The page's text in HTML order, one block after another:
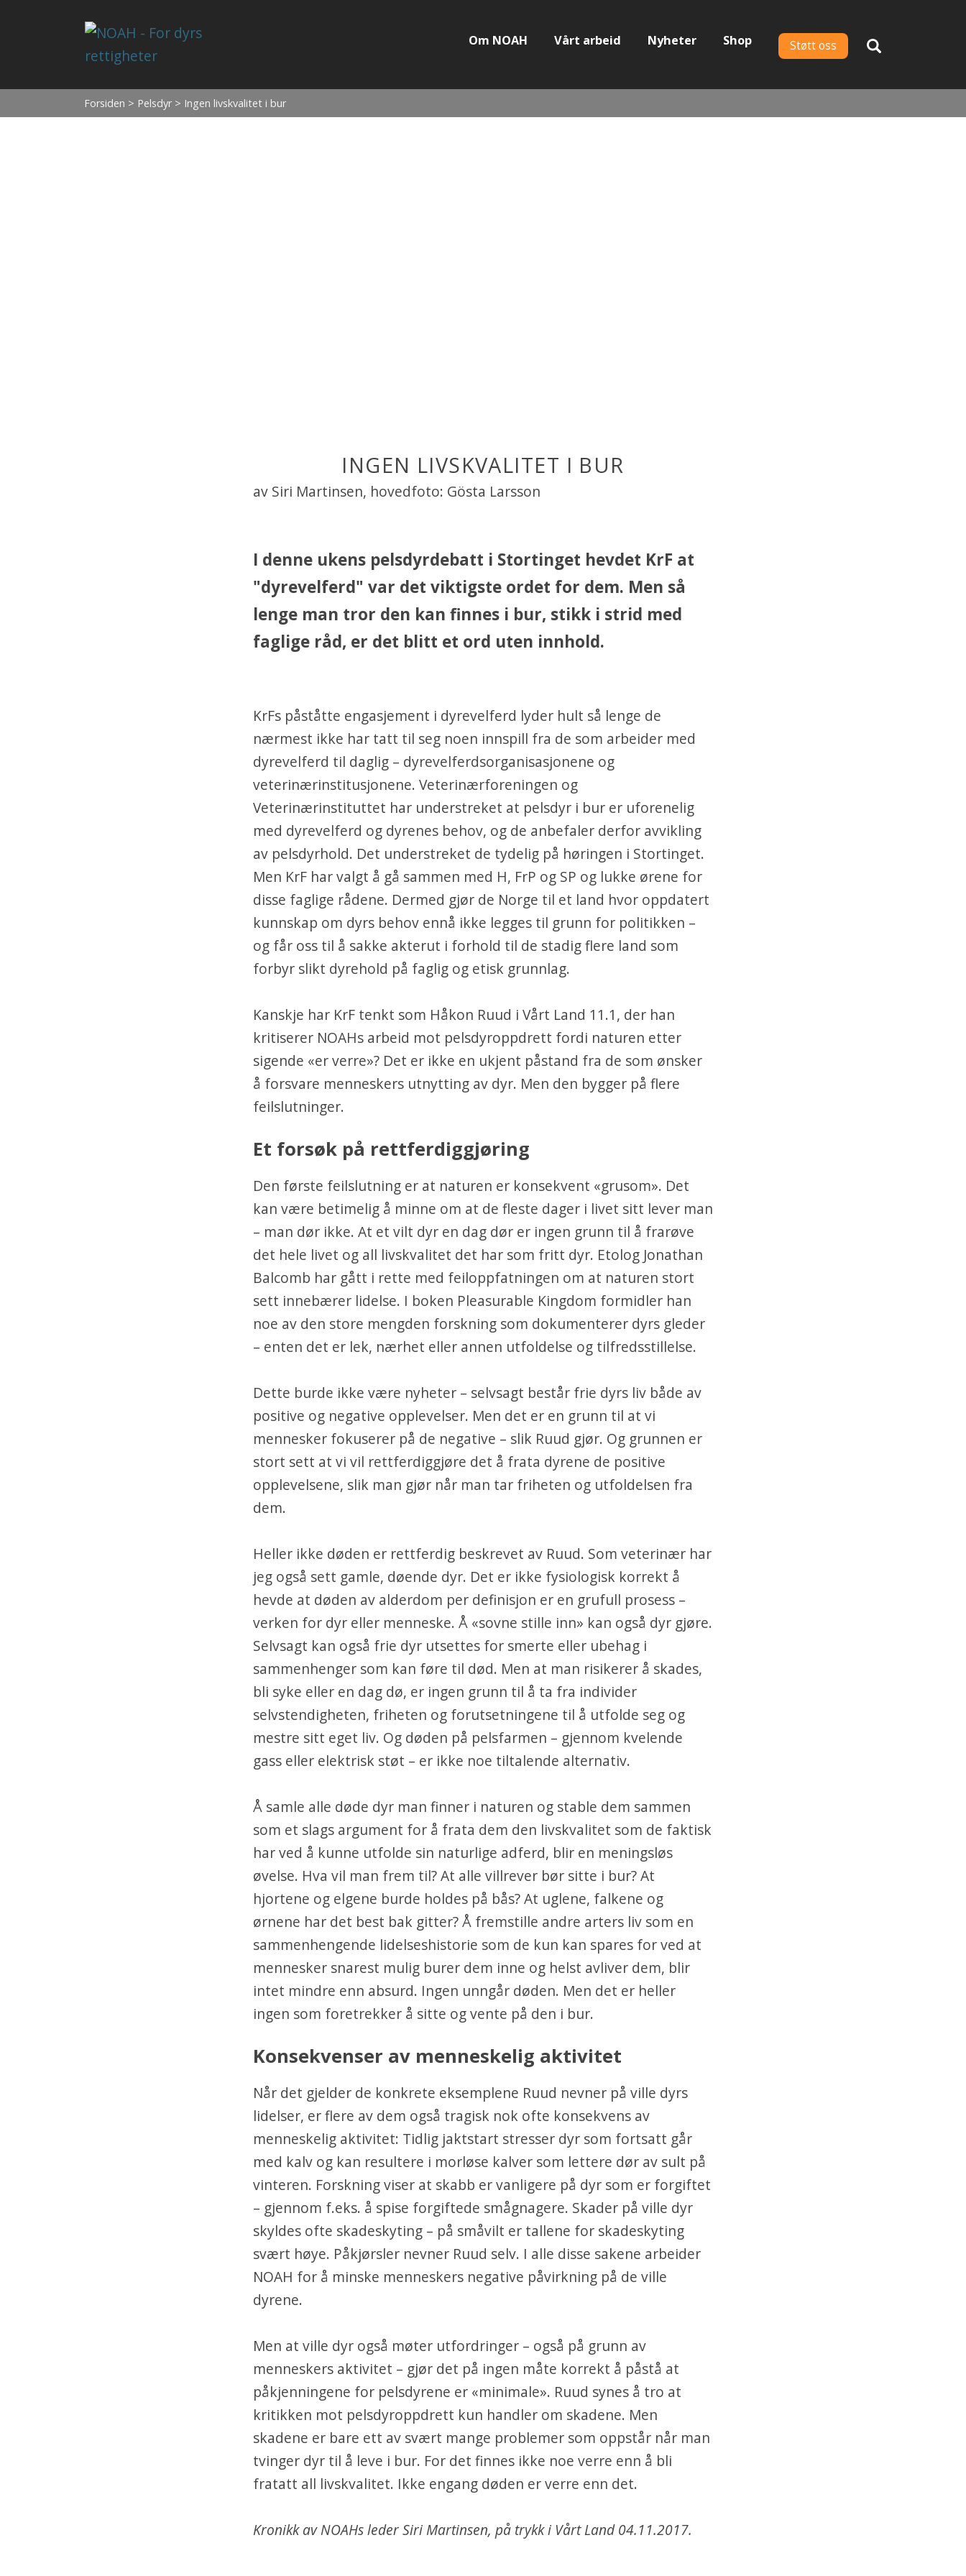
Støtt oss
Om NOAH Vårt arbeid Nyheter Shop
Forsiden > Pelsdyr > Ingen livskvalitet i bur
INGEN LIVSKVALITET I BUR
av Siri Martinsen, hovedfoto: Gösta Larsson
I denne ukens pelsdyrdebatt i Stortinget hevdet KrF at
"dyrevelferd" var det viktigste ordet for dem. Men så
lenge man tror den kan finnes i bur, stikk i strid med
faglige råd, er det blitt et ord uten innhold.
KrFs påståtte engasjement i dyrevelferd lyder hult så lenge de
nærmest ikke har tatt til seg noen innspill fra de som arbeider med
dyrevelferd til daglig – dyrevelferdsorganisasjonene og
veterinærinstitusjonene. Veterinærforeningen og
Veterinærinstituttet har understreket at pelsdyr i bur er uforenelig
med dyrevelferd og dyrenes behov, og de anbefaler derfor avvikling
av pelsdyrhold. Det understreket de tydelig på høringen i Stortinget.
Men KrF har valgt å gå sammen med H, FrP og SP og lukke ørene for
disse faglige rådene. Dermed gjør de Norge til et land hvor oppdatert
kunnskap om dyrs behov ennå ikke legges til grunn for politikken –
og får oss til å sakke akterut i forhold til de stadig flere land som
forbyr slikt dyrehold på faglig og etisk grunnlag.
Kanskje har KrF tenkt som Håkon Ruud i Vårt Land 11.1, der han
kritiserer NOAHs arbeid mot pelsdyroppdrett fordi naturen etter
sigende «er verre»? Det er ikke en ukjent påstand fra de som ønsker
å forsvare menneskers utnytting av dyr. Men den bygger på flere
feilslutninger.
Et forsøk på rettferdiggjøring
Den første feilslutning er at naturen er konsekvent «grusom». Det
kan være betimelig å minne om at de fleste dager i livet sitt lever man
– man dør ikke. At et vilt dyr en dag dør er ingen grunn til å frarøve
det hele livet og all livskvalitet det har som fritt dyr. Etolog Jonathan
Balcomb har gått i rette med feiloppfatningen om at naturen stort
sett innebærer lidelse. I boken Pleasurable Kingdom formidler han
noe av den store mengden forskning som dokumenterer dyrs gleder
– enten det er lek, nærhet eller annen utfoldelse og tilfredsstillelse.
Dette burde ikke være nyheter – selvsagt består frie dyrs liv både av
positive og negative opplevelser. Men det er en grunn til at vi
mennesker fokuserer på de negative – slik Ruud gjør. Og grunnen er
stort sett at vi vil rettferdiggjøre det å frata dyrene de positive
opplevelsene, slik man gjør når man tar friheten og utfoldelsen fra
dem.
Heller ikke døden er rettferdig beskrevet av Ruud. Som veterinær har
jeg også sett gamle, døende dyr. Det er ikke fysiologisk korrekt å
hevde at døden av alderdom per definisjon er en grufull prosess –
verken for dyr eller menneske. Å «sovne stille inn» kan også dyr gjøre.
Selvsagt kan også frie dyr utsettes for smerte eller ubehag i
sammenhenger som kan føre til død. Men at man risikerer å skades,
bli syke eller en dag dø, er ingen grunn til å ta fra individer
selvstendigheten, friheten og forutsetningene til å utfolde seg og
mestre sitt eget liv. Og døden på pelsfarmen – gjennom kvelende
gass eller elektrisk støt – er ikke noe tiltalende alternativ.
Å samle alle døde dyr man finner i naturen og stable dem sammen
som et slags argument for å frata dem den livskvalitet som de faktisk
har ved å kunne utfolde sin naturlige adferd, blir en meningsløs
øvelse. Hva vil man frem til? At alle villrever bør sitte i bur? At
hjortene og elgene burde holdes på bås? At uglene, falkene og
ørnene har det best bak gitter? Å fremstille andre arters liv som en
sammenhengende lidelseshistorie som de kun kan spares for ved at
mennesker snarest mulig burer dem inne og helst avliver dem, blir
intet mindre enn absurd. Ingen unngår døden. Men det er heller
ingen som foretrekker å sitte og vente på den i bur.
Konsekvenser av menneskelig aktivitet
Når det gjelder de konkrete eksemplene Ruud nevner på ville dyrs
lidelser, er flere av dem også tragisk nok ofte konsekvens av
menneskelig aktivitet: Tidlig jaktstart stresser dyr som fortsatt går
med kalv og kan resultere i morløse kalver som lettere dør av sult på
vinteren. Forskning viser at skabb er vanligere på dyr som er forgiftet
– gjennom f.eks. å spise forgiftede smågnagere. Skader på ville dyr
skyldes ofte skadeskyting – på småvilt er tallene for skadeskyting
svært høye. Påkjørsler nevner Ruud selv. I alle disse sakene arbeider
NOAH for å minske menneskers negative påvirkning på de ville
dyrene.
Men at ville dyr også møter utfordringer – også på grunn av
menneskers aktivitet – gjør det på ingen måte korrekt å påstå at
påkjenningene for pelsdyrene er «minimale». Ruud synes å tro at
kritikken mot pelsdyroppdrett kun handler om skadene. Men
skadene er bare ett av svært mange problemer som oppstår når man
tvinger dyr til å leve i bur. For det finnes ikke noe verre enn å bli
fratatt all livskvalitet. Ikke engang døden er verre enn det.
Kronikk av NOAHs leder Siri Martinsen, på trykk i Vårt Land 04.11.2017.